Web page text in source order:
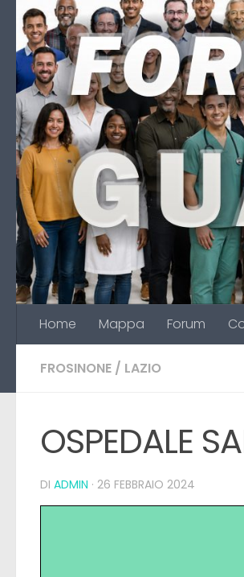
Salta al contenuto
Home Mappa Forum
FROSINONE / LAZIO
OSPEDALE
DI ADMIN · 26 FEBBRAIO 2024